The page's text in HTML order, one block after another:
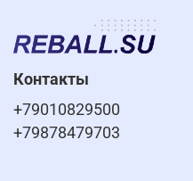
Контакты
+79010829500
+79878479703